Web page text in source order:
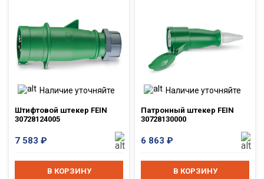
Наличие уточняйте
Штифтовой штекер FEIN
30728124005
7 583 ₽
В КОРЗИНУ
Наличие уточняйте
Патронный штекер FEIN
30728130000
6 863 ₽
В КОРЗИНУ